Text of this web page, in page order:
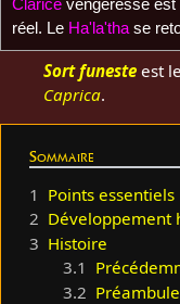
réel. Le Ha'la'thase
Sort funeste est
Caprica.
Sommaire
1 Points essentiels
2 Développement
3 Histoire
3.1
3.2 Préambule